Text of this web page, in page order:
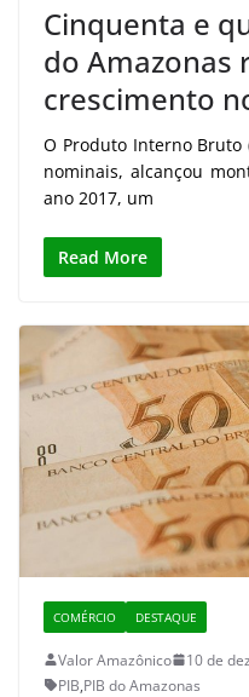
Cinquenta e
do Amazonas
crescimento
O Produto Interno Bruto
nominais, alcançou
ano 2017, um
Read More
COMÉRCIO DESTAQUE
Valor Amazônico
10 de
PIB,PIB do Amazonas